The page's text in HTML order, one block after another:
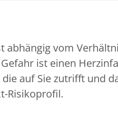
abhängig vom
ist einen
auf Sie zutrifft und
Risikoprofil.